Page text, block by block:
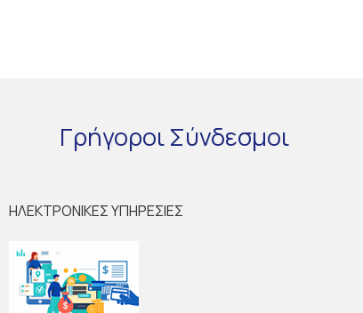
ΓρήγοροιΣύνδεσμοι
ΗΛΕΚΤΡΟΝΙΚΕΣ ΥΠΗΡΕΣΙΕΣ